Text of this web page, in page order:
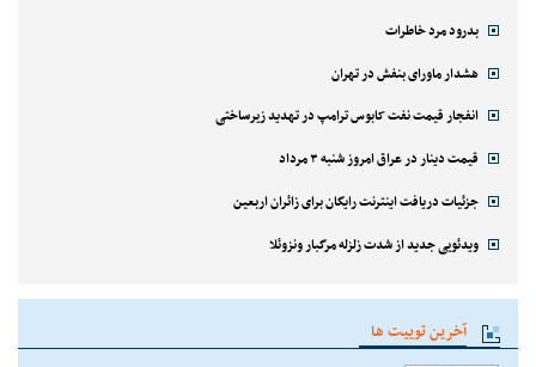
بدرود مرد خاطرات
هشدار ماورای بنفش در تهران
انفجار قیمت نفت کابوس ترامپ در تهدید زیرساختی
قیمت دینار در عراق امروز شنبه ۳ مرداد
جزئیات دریافت اینترنت رایگان برای زائران اربعین
ویدئویی جدید از شدت زلزله مرگبار ونزوئلا
آخرین توییت ها